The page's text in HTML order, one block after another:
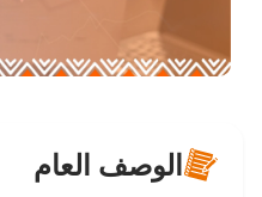
الوصف العام